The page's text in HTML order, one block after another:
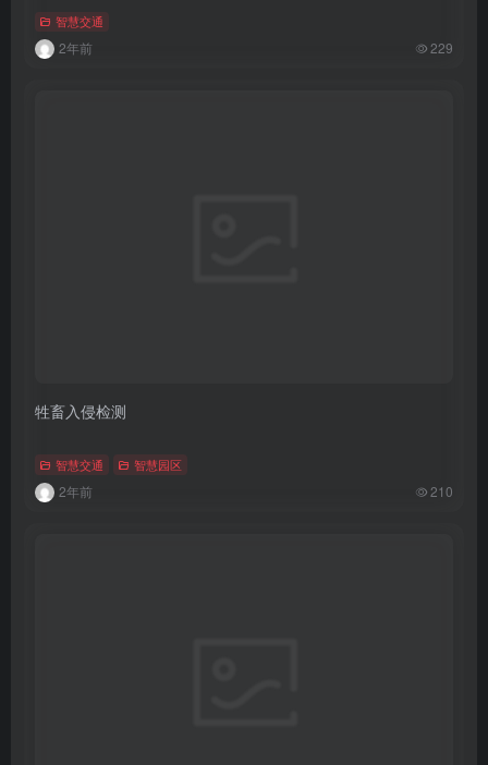
智慧交通
2年前 229
牲畜入侵检测
智慧交通 智慧园区
2年前 210